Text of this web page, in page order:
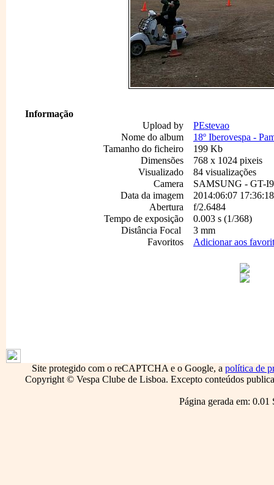
Informação
Upload by
PEstevao
Nome do album
18º Iberovespa -
Tamanho do ficheiro
199 Kb
Dimensões
768 x 1024 pixeis
Visualizado
84 visualizações
Camera
SAMSUNG - GT-
Data da imagem
2014:06:07 17:36:18
Abertura
f/2.6484
Tempo de exposição
0.003 s (1/368)
Distância Focal
3 mm
Favoritos
Adicionar aos
Site protegido com o reCAPTCHA e o Google, a política de
Copyright © Vespa Clube de Lisboa. Excepto conteúdos
Página gerada em: 0.01